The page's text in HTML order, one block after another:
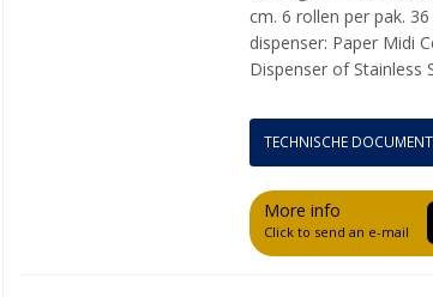
cm. 6 rollen per pak.
dispenser: Paper Midi
Dispenser of Stainless
TECHNISCHE
More info
Click to send an e-mail